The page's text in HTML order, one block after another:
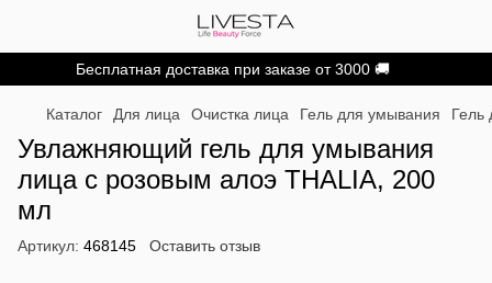
Бесплатная доставка при заказе от 3000 🚚
Каталог Для лица Очистка лица Гель для умывания Гель
Увлажняющий гель для умывания
лица с розовым алоэ THALIA, 200
мл
Артикул: 468145 Оставить отзыв